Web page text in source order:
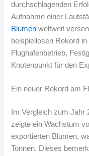
durchschlagenden
Aufnahme einer
Blumen weltweit
beispiellosen Rekord
Flughafenbetrieb,
Knotenpunkt für den
Ein neuer Rekord am
Im Vergleich zum
zeigte ein Wachstum
exportierten Blumen,
Tonnen. Dieses